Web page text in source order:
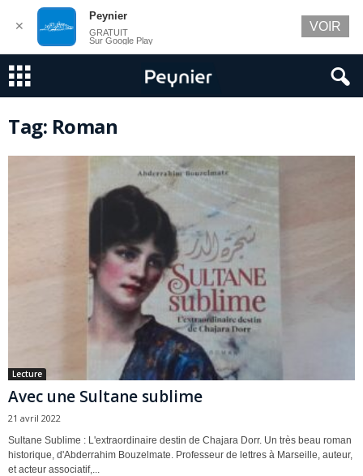
Tag: Roman
Lecture
Avec une Sultane sublime
21 avril 2022
Sultane Sublime : L'extraordinaire destin de Chajara Dorr. Un très beau roman
historique, d'Abderrahim Bouzelmate. Professeur de lettres à Marseille, auteur,
et acteur associatif,...
✕
Peynier
GRATUIT
Sur Google Play
VOIR